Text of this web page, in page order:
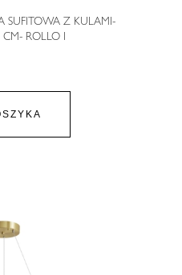
SUFITOWA Z KULAMI-
ROLLO I